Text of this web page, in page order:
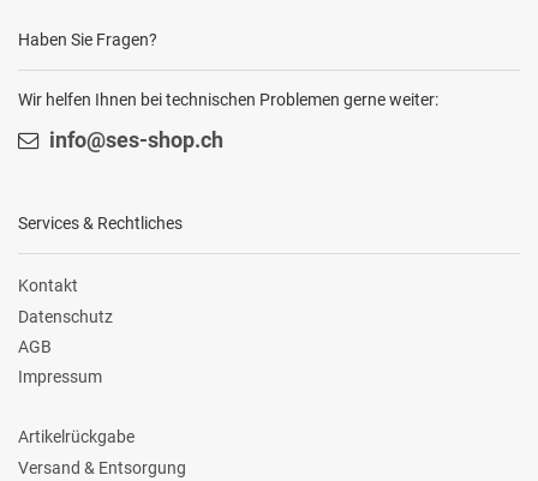
Haben Sie Fragen?
Wir helfen Ihnen bei technischen Problemen gerne weiter:
info@ses-shop.ch
Services & Rechtliches
Kontakt
Datenschutz
AGB
Impressum
Artikelrückgabe
Versand & Entsorgung